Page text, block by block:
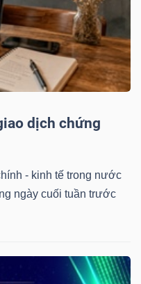
dịch chứng
- kinh tế trong nước
ngày cuối tuần trước